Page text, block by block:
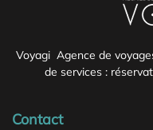
Voyagi Agence de
de services :
Contact